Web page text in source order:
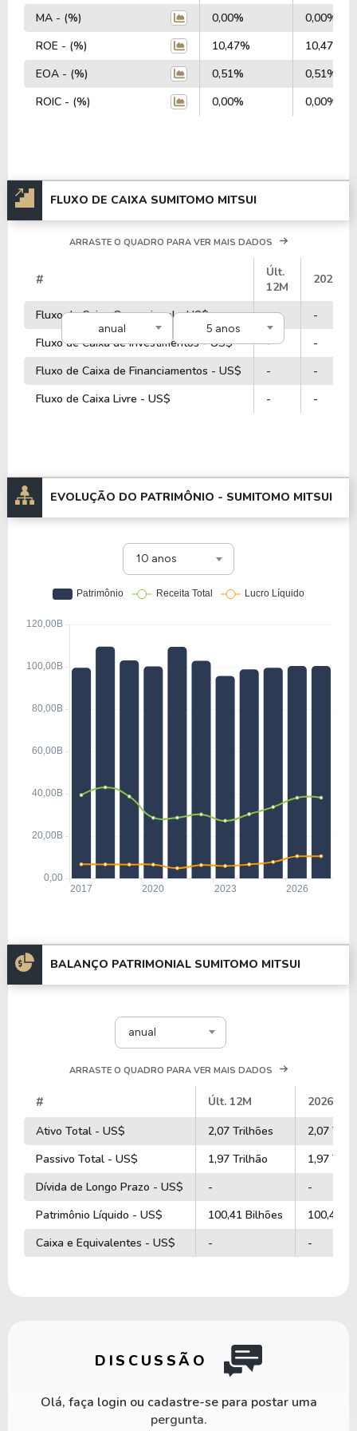
MA - (%)
0,00%
0,00%
ROE - (%)
10,47%
10,47%
EOA - (%)
0,51%
0,51%
ROIC - (%)
0,00% 0,00%
FLUXO DE CAIXA SUMITOMO MITSUI
anual 5 anos
ARRASTE O QUADRO PARA VER MAIS DADOS
#
Últ.
12M
2026
Fluxo de Caixa Operacional - US$ -
-
Fluxo de Caixa de Investimentos - US$
-
-
Fluxo de Caixa de Financiamentos - US$
-
-
Fluxo de Caixa Livre - US$
- -
EVOLUÇÃO DO PATRIMÔNIO - SUMITOMO MITSUI
10 anos
BALANÇO PATRIMONIAL SUMITOMO MITSUI
anual
ARRASTE O QUADRO PARA VER MAIS DADOS
# Últ. 12M
2026
Ativo Total - US$
2,07 Trilhões
2,07
Passivo Total - US$
1,97 Trilhão
1,97
Dívida de Longo Prazo - US$
-
-
Patrimônio Líquido - US$
100,41 Bilhões
100,41
Caixa e Equivalentes - US$
- -
DISCUSSÃO
Olá, faça login ou cadastre-se para postar uma
pergunta.